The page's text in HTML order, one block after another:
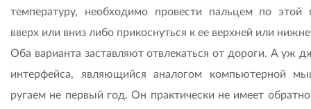
температуру, необходимо провести пальцем по этой
вверх или вниз либо прикоснуться к ее верхней или
Оба варианта заставляют отвлекаться от дороги. А уж
интерфейса, являющийся аналогом компьютерной
ругаем не первый год. Он практически не имеет